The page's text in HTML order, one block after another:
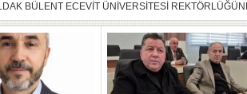
BÜLENT ECEVİT ÜNİVERSİTESİ
SEZER GETİRİLDİ.
YAŞATMA DERNEĞİ KONGRESİ YAPILDI
SONA ERDİ